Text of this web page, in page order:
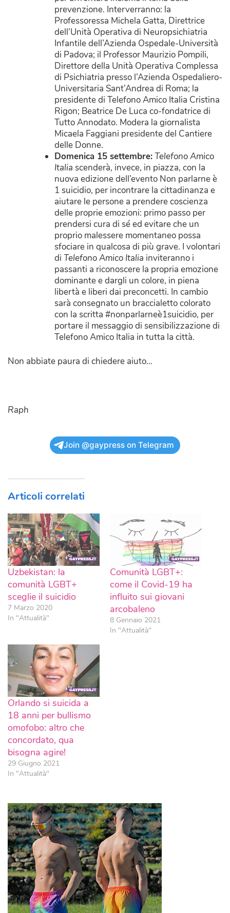
prevenzione. Interverranno: la
Professoressa Michela Gatta, Direttrice
dell’Unità Operativa di Neuropsichiatria
Infantile dell’Azienda Ospedale-Università
di Padova; il Professor Maurizio Pompili,
Direttore della Unità Operativa Complessa
di Psichiatria presso l’Azienda Ospedaliero-
Universitaria Sant’Andrea di Roma; la
presidente di Telefono Amico Italia Cristina
Rigon; Beatrice De Luca co-fondatrice di
Tutto Annodato. Modera la giornalista
Micaela Faggiani presidente del Cantiere
delle Donne.
Domenica 15 settembre:Telefono Amico
Italia scenderà, invece, in piazza, con la
nuova edizione dell’evento Non parlarne è
1 suicidio, per incontrare la cittadinanza e
aiutare le persone a prendere coscienza
delle proprie emozioni: primo passo per
prendersi cura di sé ed evitare che un
proprio malessere momentaneo possa
sfociare in qualcosa di più grave. I volontari
di Telefono Amico Italia inviteranno i
passanti a riconoscere la propria emozione
dominante e dargli un colore, in piena
libertà e liberi dai preconcetti. In cambio
sarà consegnato un braccialetto colorato
con la scritta #nonparlarneè1suicidio, per
portare il messaggio di sensibilizzazione di
Telefono Amico Italia in tutta la città.
Non abbiate paura di chiedere aiuto…
Raph
Join @gaypress on Telegram
Articoli correlati
Uzbekistan: la
comunità LGBT+
sceglie il suicidio
7 Marzo 2020
In "Attualità"
Comunità LGBT+:
come il Covid-19 ha
influito sui giovani
arcobaleno
8 Gennaio 2021
In "Attualità"
Orlando si suicida a
18 anni per bullismo
omofobo: altro che
concordato, qua
bisogna agire!
29 Giugno 2021
In "Attualità"